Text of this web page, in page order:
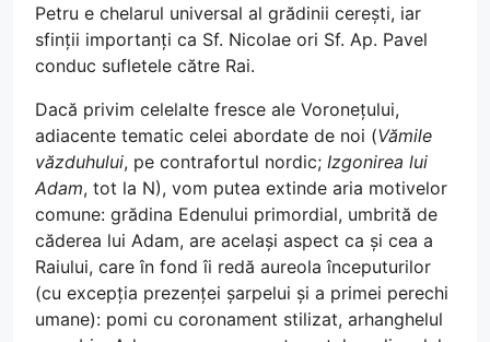
Petru e chelarul universal al grădinii cerești, iar
sfinții importanți ca Sf. Nicolae ori Sf. Ap. Pavel
conduc sufletele către Rai.
Dacă privim celelalte fresce ale Voronețului,
adiacente tematic celei abordate de noi (Vămile
văzduhului, pe contrafortul nordic; Izgonirea lui
Adam, tot la N), vom putea extinde aria motivelor
comune: grădina Edenului primordial, umbrită de
căderea lui Adam, are același aspect ca și cea a
Raiului, care în fond îi redă aureola începuturilor
(cu excepția prezenței șarpelui și a primei perechi
umane): pomi cu coronament stilizat, arhanghelul